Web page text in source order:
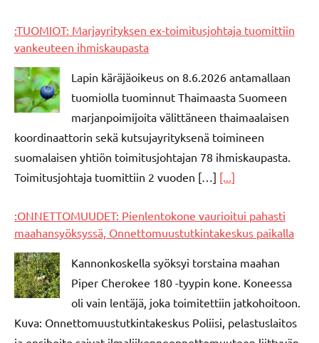
:TUOMIOT: Marjayrityksen ex-toimitusjohtaja tuomittiin
vankeuteen ihmiskaupasta
Lapin käräjäoikeus on 8.6.2026 antamallaan
tuomiolla tuominnut Thaimaasta Suomeen
marjanpoimijoita välittäneen thaimaalaisen
koordinaattorin sekä kutsujayrityksenä toimineen
suomalaisen yhtiön toimitusjohtajan 78 ihmiskaupasta.
Toimitusjohtaja tuomittiin 2 vuoden […] [...]
:ONNETTOMUUDET: Pienlentokone vaurioitui pahasti
maahansyöksyssä, Onnettomuustutkintakeskus paikalla
Kannonkoskella syöksyi torstaina maahan
Piper Cherokee 180 -tyypin kone. Koneessa
oli vain lentäjä, joka toimitettiin jatkohoitoon.
Kuva: Onnettomuustutkintakeskus Poliisi, pelastuslaitos